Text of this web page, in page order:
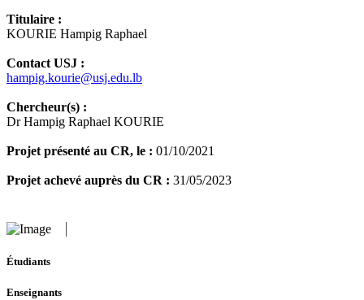
Titulaire :
KOURIE Hampig Raphael
Contact USJ :
hampig.kourie@usj.edu.lb
Chercheur(s) :
Dr Hampig Raphael KOURIE
Projet présenté au CR, le : 01/10/2021
Projet achevé auprès du CR : 31/05/2023
Étudiants
Enseignants